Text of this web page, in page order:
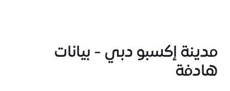
مدينة إكسبو دبي - بيانات
هادفة